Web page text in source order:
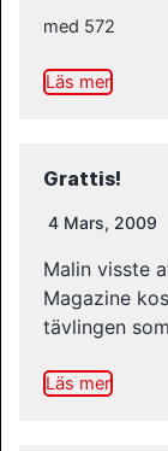
med 572
Läs mer
Grattis!
4 Mars, 2009
Malin visste
Magazine
tävlingen
Läs mer